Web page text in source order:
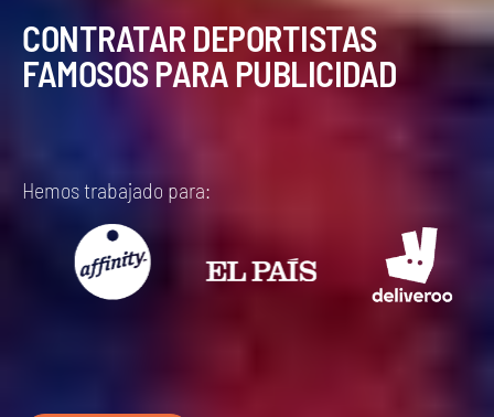
CONTRATAR DEPORTISTAS
FAMOSOS PARA PUBLICIDAD
Hemos trabajado para: